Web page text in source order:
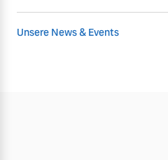
Unsere News & Events